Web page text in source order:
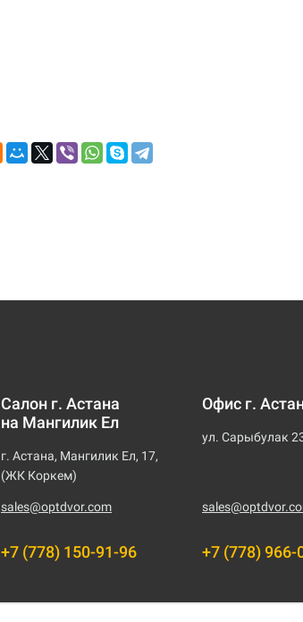
Салон г. Астана
на Мангилик Ел
г. Астана, Мангилик Ел, 17,
(ЖК Коркем)
sales@optdvor.com
+7 (778) 150-91-96
Офис г.
ул. Сарыбулак
+7 (778) 966-